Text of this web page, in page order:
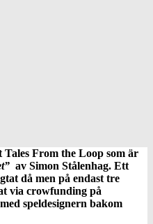
From the Loop som är
av Simon Stålenhag. Ett
då men på endast tre
via crowfunding på
speldesignern bakom